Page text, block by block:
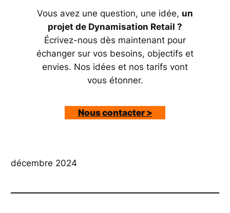
Vous avez une question, une idée, un
projet de Dynamisation Retail ?
Écrivez-nous dès maintenant pour
échanger sur vos besoins, objectifs et
envies. Nos idées et nos tarifs vont
vous étonner.
Nous contacter >
décembre 2024